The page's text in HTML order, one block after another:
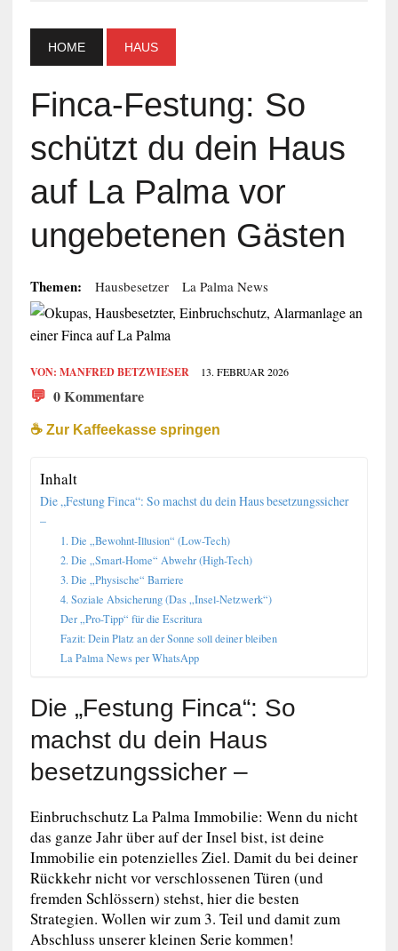
HOME HAUS
Finca-Festung: So
schützt du dein Haus
auf La Palma vor
ungebetenen Gästen
Themen: Hausbesetzer La Palma News
VON: MANFRED BETZWIESER 13. FEBRUAR 2026
💬 0 Kommentare
☕️ Zur Kaffeekasse springen
Inhalt
Die „Festung Finca“: So machst du dein Haus besetzungssicher
–
1. Die „Bewohnt-Illusion“ (Low-Tech)
2. Die „Smart-Home“ Abwehr (High-Tech)
3. Die „Physische“ Barriere
4. Soziale Absicherung (Das „Insel-Netzwerk“)
Der „Pro-Tipp“ für die Escritura
Fazit: Dein Platz an der Sonne soll deiner bleiben
La Palma News per WhatsApp
Die „Festung Finca“: So
machst du dein Haus
besetzungssicher –
Einbruchschutz La Palma Immobilie: Wenn du nicht
das ganze Jahr über auf der Insel bist, ist deine
Immobilie ein potenzielles Ziel. Damit du bei deiner
Rückkehr nicht vor verschlossenen Türen (und
fremden Schlössern) stehst, hier die besten
Strategien. Wollen wir zum 3. Teil und damit zum
Abschluss unserer kleinen Serie kommen!